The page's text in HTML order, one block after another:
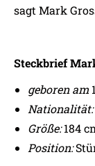
sagt Mark
Steckbrief
geboren am
Nationalität:
Größe:184
Position: